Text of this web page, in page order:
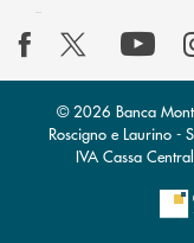
© 2026 Banca
Roscigno e Laurino -
IVA Cassa